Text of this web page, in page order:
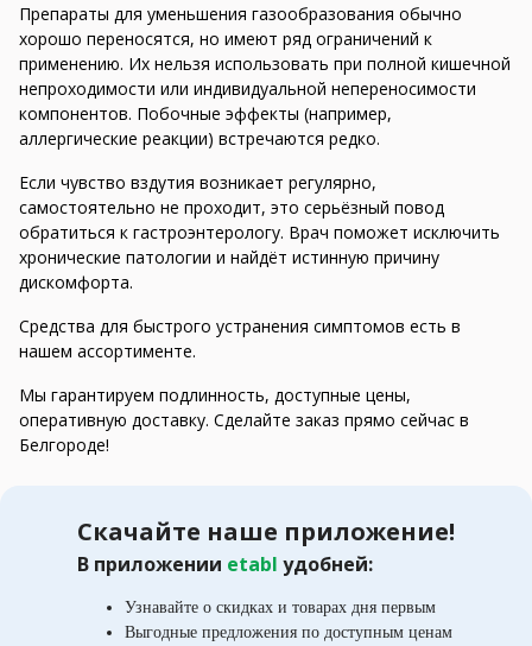
Препараты для уменьшения газообразования обычно
хорошо переносятся, но имеют ряд ограничений к
применению. Их нельзя использовать при полной кишечной
непроходимости или индивидуальной непереносимости
компонентов. Побочные эффекты (например,
аллергические реакции) встречаются редко.
Если чувство вздутия возникает регулярно,
самостоятельно не проходит, это серьёзный повод
обратиться к гастроэнтерологу. Врач поможет исключить
хронические патологии и найдёт истинную причину
дискомфорта.
Средства для быстрого устранения симптомов есть в
нашем ассортименте.
Мы гарантируем подлинность, доступные цены,
оперативную доставку. Сделайте заказ прямо сейчас в
Белгороде!
Скачайте наше приложение!
В приложении etabl удобней:
Узнавайте о скидках и товарах дня первым
Выгодные предложения по доступным ценам